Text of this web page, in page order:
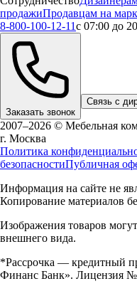
продажиПродавцам на
8-800-100-12-11с 07:00 до
Заказать звонок
Связь с
2007–2026 © Мебельная
г. Москва
Политика
безопасностиПубличная
Информация на сайте не
Копирование материалов
Изображения товаров
внешнего вида.
*Рассрочка — кредитный
Финанс Банк». Лицензия